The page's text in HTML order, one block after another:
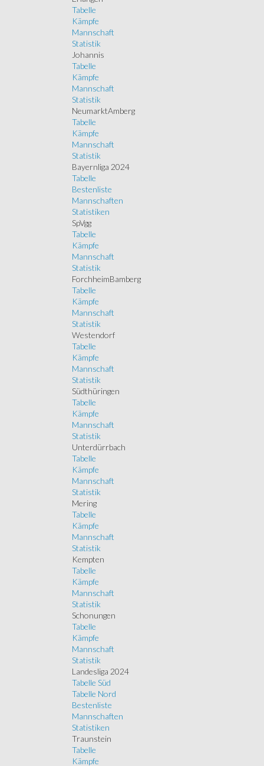
Tabelle
Kämpfe
Mannschaft
Statistik
Johannis
Tabelle
Kämpfe
Mannschaft
Statistik
NeumarktAmberg
Tabelle
Kämpfe
Mannschaft
Statistik
Bayernliga 2024
Tabelle
Bestenliste
Mannschaften
Statistiken
SpVgg
Tabelle
Kämpfe
Mannschaft
Statistik
ForchheimBamberg
Tabelle
Kämpfe
Mannschaft
Statistik
Westendorf
Tabelle
Kämpfe
Mannschaft
Statistik
Südthüringen
Tabelle
Kämpfe
Mannschaft
Statistik
Unterdürrbach
Tabelle
Kämpfe
Mannschaft
Statistik
Mering
Tabelle
Kämpfe
Mannschaft
Statistik
Kempten
Tabelle
Kämpfe
Mannschaft
Statistik
Schonungen
Tabelle
Kämpfe
Mannschaft
Statistik
Landesliga 2024
Tabelle Süd
Tabelle Nord
Bestenliste
Mannschaften
Statistiken
Traunstein
Tabelle
Kämpfe